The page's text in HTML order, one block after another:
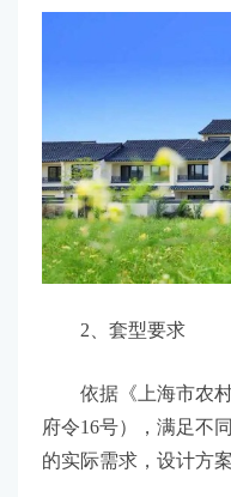
2、套型要求
依据《上海市农村
府令16号），满足不
的实际需求，设计方